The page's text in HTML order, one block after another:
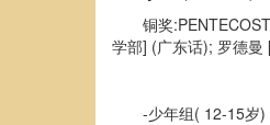
铜奖
学部] (广东话); 罗德曼
-少年组( 12-15岁)